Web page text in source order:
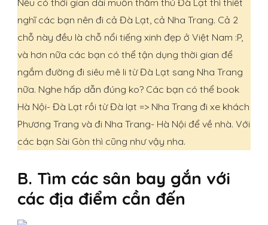
Nếu có thời gian dài muốn thăm thú Đà Lạt thì thiết
nghĩ các bạn nên đi cả Đà Lạt, cả Nha Trang. Cả 2
chỗ này đều là chỗ nổi tiếng xinh đẹp ở Việt Nam :P,
và hơn nữa các bạn có thể tận dụng thời gian để
ngắm đường đi siêu mê li từ Đà Lạt sang Nha Trang
nữa. Nghe hấp dẫn đúng ko? Các bạn có thể book
Hà Nội- Đà Lạt rồi từ Đà lạt => Nha Trang đi xe khách
Phương Trang và đi Nha Trang- Hà Nội để về nhà. Với
các bạn Sài Gòn thì cũng như vậy nha.
B. Tìm các sân bay gắn với
các địa điểm cần đến